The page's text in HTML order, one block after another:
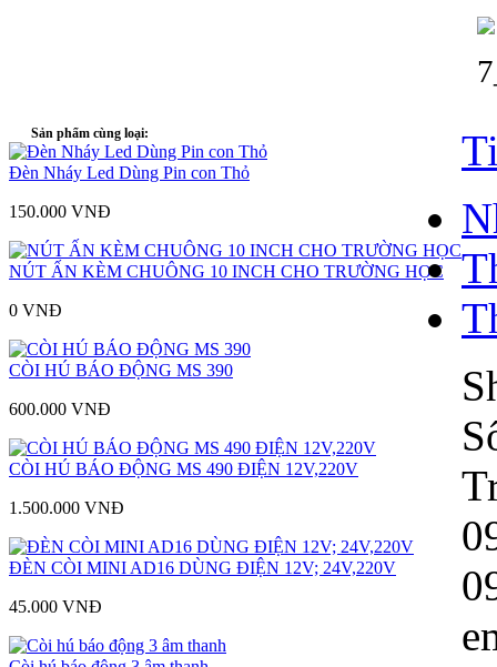
Sản phẩm cùng loại:
Đèn Nháy Led Dùng Pin con Thỏ
150.000 VNÐ
NÚT ẤN KÈM CHUÔNG 10 INCH CHO TRƯỜNG HỌC
0 VNÐ
CÒI HÚ BÁO ĐỘNG MS 390
600.000 VNÐ
CÒI HÚ BÁO ĐỘNG MS 490 ĐIỆN 12V,220V
1.500.000 VNÐ
ĐÈN CÒI MINI AD16 DÙNG ĐIỆN 12V; 24V,220V
45.000 VNÐ